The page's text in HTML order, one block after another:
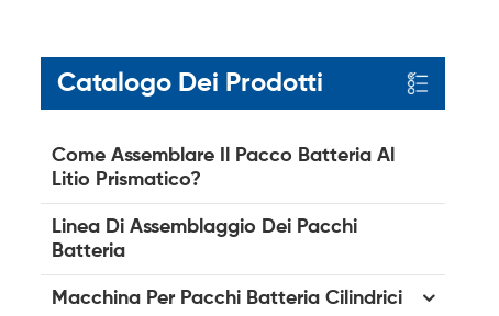
Catalogo Dei Prodotti
Come Assemblare Il Pacco Batteria Al
Litio Prismatico?
Linea Di Assemblaggio Dei Pacchi
Batteria
Macchina Per Pacchi Batteria Cilindrici